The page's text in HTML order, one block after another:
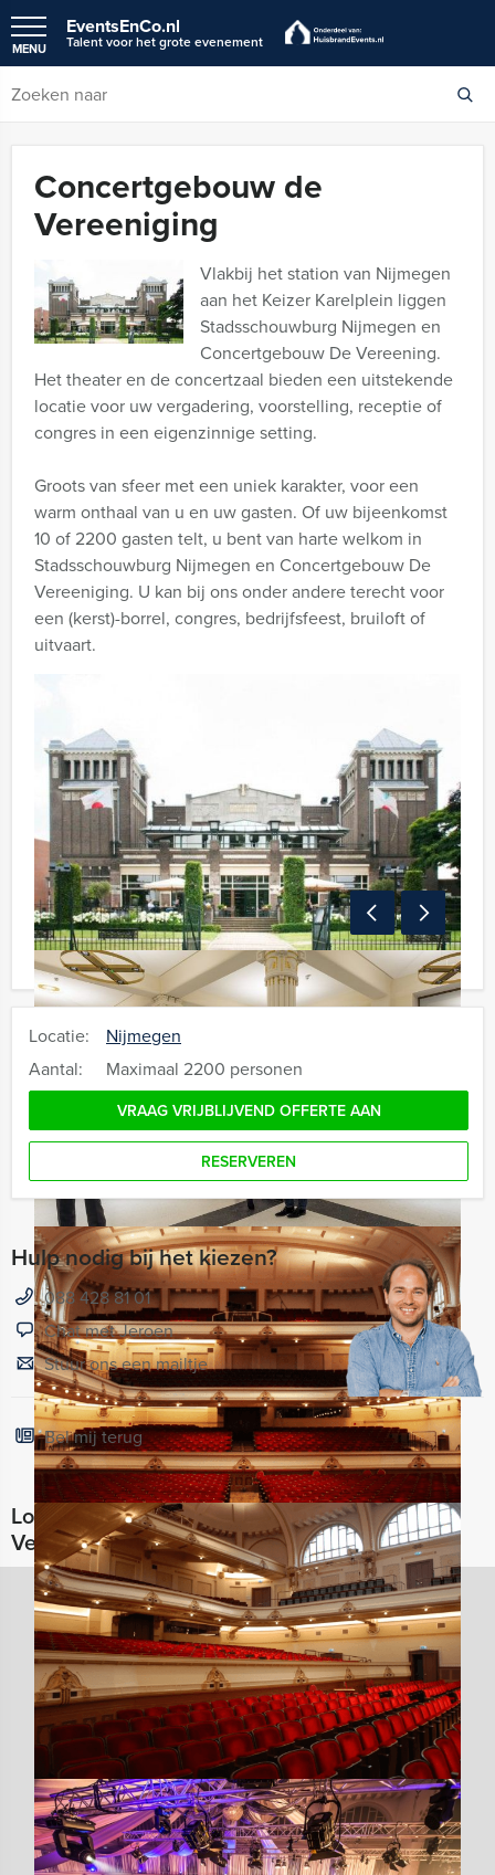
EventsEnCo.nl
Talent voor het grote evenement
MENU
Concertgebouw de
Vereeniging
Vlakbij het station van Nijmegen
aan het Keizer Karelplein liggen
Stadsschouwburg Nijmegen en
Concertgebouw De Vereening.
Het theater en de concertzaal bieden een uitstekende
locatie voor uw vergadering, voorstelling, receptie of
congres in een eigenzinnige setting.
Groots van sfeer met een uniek karakter, voor een
warm onthaal van u en uw gasten. Of uw bijeenkomst
10 of 2200 gasten telt, u bent van harte welkom in
Stadsschouwburg Nijmegen en Concertgebouw De
Vereeniging. U kan bij ons onder andere terecht voor
een (kerst)-borrel, congres, bedrijfsfeest, bruiloft of
uitvaart.
Locatie:
Nijmegen
Aantal:
Maximaal 2200 personen
VRAAG VRIJBLIJVEND OFFERTE AAN
RESERVEREN
Hulp nodig bij het kiezen?
088 428 81 01
Chat met Jeroen
Stuur ons een mailtje
Bel mij terug
Locaties in de buurt van Concertgebouw de
Vereeniging